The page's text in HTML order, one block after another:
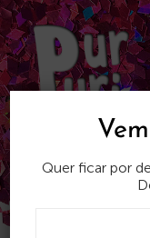
Skip
to
content
Quer ficar por